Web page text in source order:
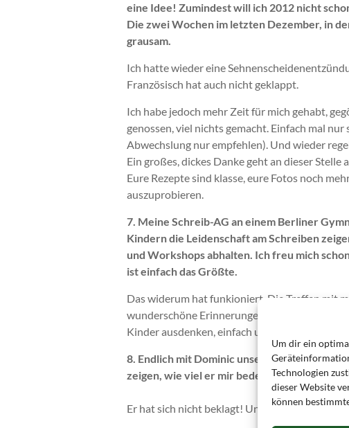
Um dir ein
Technologien
dieser Website
können
eine Idee! Zumindest will ich 2012 nicht
Die zwei Wochen im letzten Dezember, in
grausam.
Ich hatte wieder eine
Französisch hat auch nicht geklappt.
Ich habe jedoch mehr Zeit für mich gehabt,
genossen, viel nichts gemacht. Einfach mal
Abwechslung nur empfehlen). Und wieder
Ein großes, dickes Danke geht an dieser Stelle
Eure Rezepte sind klasse, eure Fotos noch
auszuprobieren.
7. Meine Schreib-AG an einem Berliner
Kindern die Leidenschaft am Schreiben
und Workshops abhalten. Ich freu mich
ist einfach das Größte.
Das widerum hat funkioniert. Die Treffen mit
wunderschöne Erinnerungen an die Kinder.
Kinder ausdenken, einfach und schlicht
8. Endlich mit Dominic unsere neu
zeigen, wie viel er mir bedeutet. Das kann
Er hat sich nicht beklagt! Und ersteres haben